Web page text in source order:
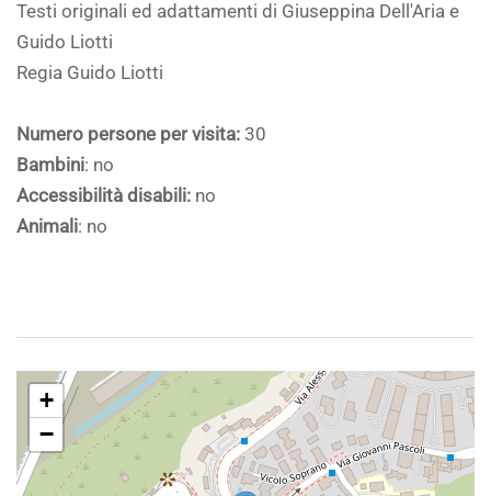
Testi originali ed adattamenti di Giuseppina Dell'Aria e
Guido Liotti
Regia Guido Liotti
Numero persone per visita: 30
Bambini: no
Accessibilità disabili: no
Animali: no
+
−